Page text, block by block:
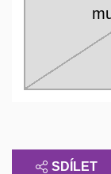
SDÍLET